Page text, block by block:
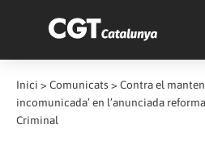
Inici > Comunicats > Contra el
incomunicada’ en l’anunciada
Criminal